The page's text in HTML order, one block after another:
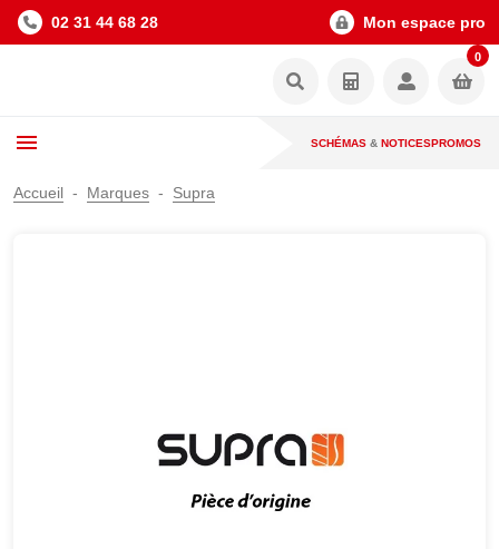
02 31 44 68 28 Mon espace pro
0
SCHÉMAS & NOTICESPROMOS
Accueil Marques Supra